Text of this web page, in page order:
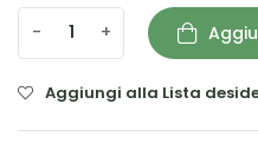
- +
Aggiungi alla Lista